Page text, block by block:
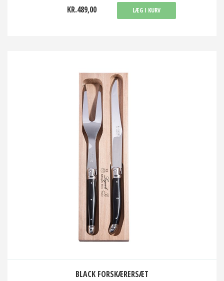
KR.489,00 LÆG I KURV
BLACK FORSKÆRERSÆT